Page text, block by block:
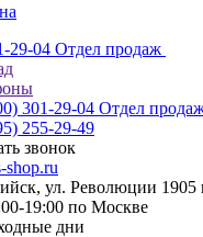
29-04 Отдел продаж
301-29-04 Отдел
255-29-49
звонок
shop.ru
ул. Революции 1905
19:00 по Москве
дни